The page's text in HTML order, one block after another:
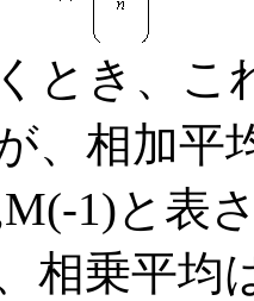
とき、こ
、相加平
1)と表
相乗平均